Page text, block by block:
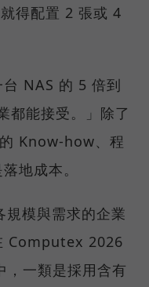
得配置 2 張或 4
台 NAS 的 5 倍到
都能接受。」除了
Know-how、程
地成本。
模與需求的企業
Computex 2026
一類是採用含有